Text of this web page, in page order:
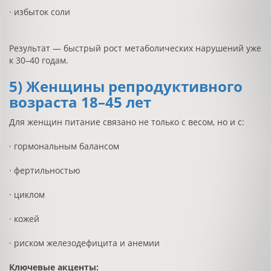
· избыток соли
Результат — быстрый рост метаболических нарушений уже
к 30–40 годам.
5) Женщины репродуктивного
возраста 18–45 лет
Для женщин питание связано не только с весом, но и с:
· гормональным балансом
· фертильностью
· циклом
· кожей
· риском железодефицита и анемии
Ключевые акценты: